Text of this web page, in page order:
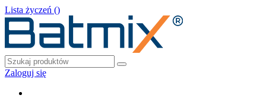
Lista życzeń ()
Zaloguj się